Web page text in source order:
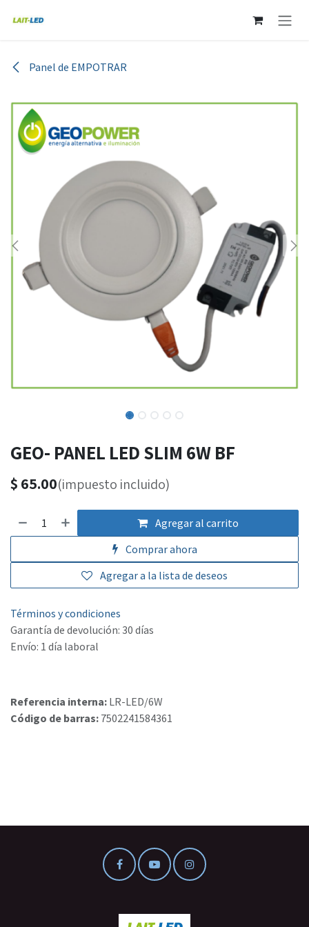
Panel de EMPOTRAR
GEO- PANEL LED SLIM 6W BF
$ 65.00(impuesto incluido)
Agregar al carrito
Comprar ahora
Agregar a la lista de deseos
Términos y condiciones
Garantía de devolución: 30 días
Envío: 1 día laboral
Referencia interna: LR-LED/6W
Código de barras: 7502241584361